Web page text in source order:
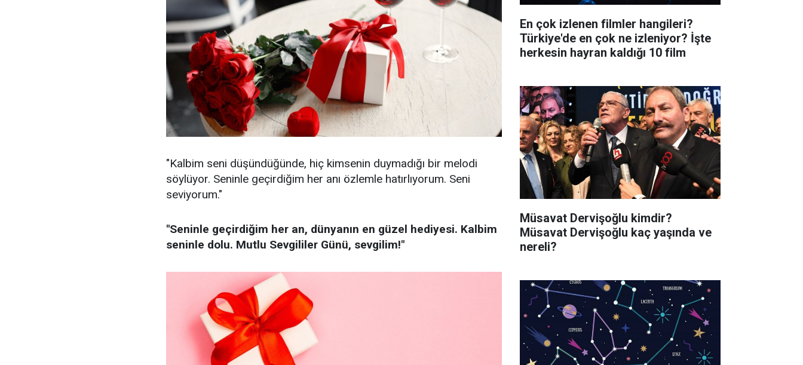
"Kalbim seni düşündüğünde, hiç kimsenin duymadığı bir melodi
söylüyor. Seninle geçirdiğim her anı özlemle hatırlıyorum. Seni
seviyorum."
"Seninle geçirdiğim her an, dünyanın en güzel hediyesi. Kalbim
seninle dolu. Mutlu Sevgililer Günü, sevgilim!"
En çok izlenen filmler hangileri?
Türkiye'de en çok ne izleniyor? İşte
herkesin hayran kaldığı 10 film
Müsavat Dervişoğlu kimdir?
Müsavat Dervişoğlu kaç yaşında ve
nereli?